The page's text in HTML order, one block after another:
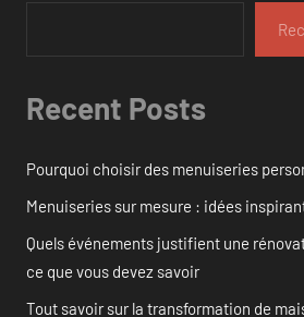
Recent Posts
Pourquoi choisir des menuiseries
Menuiseries sur mesure : idées
Quels événements justifient une
ce que vous devez savoir
Tout savoir sur la transformation de